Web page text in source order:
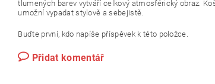
tlumených barev vytváří celkový atmosférický obraz.
umožní vypadat stylově a sebejistě.
Buďte první, kdo napíše příspěvek k této položce.
Přidat komentář